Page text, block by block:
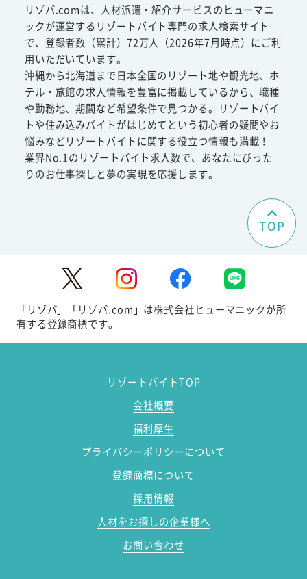
リゾバ.comは、人材派遣・紹介サービスのヒューマニ
ックが運営するリゾートバイト専門の求人検索サイト
で、登録者数（累計）72万人（2026年7月時点）にご利
用いただいています。
沖縄から北海道まで日本全国のリゾート地や観光地、ホ
テル・旅館の求人情報を豊富に掲載しているから、職種
や勤務地、期間など希望条件で見つかる。リゾートバイ
トや住み込みバイトがはじめてという初心者の疑問やお
悩みなどリゾートバイトに関する役立つ情報も満載！
業界No.1のリゾートバイト求人数で、あなたにぴった
りのお仕事探しと夢の実現を応援します。
TOP
「リゾバ」「リゾバ.com」は株式会社ヒューマニックが所
有する登録商標です。
リゾートバイトTOP
会社概要
福利厚生
プライバシーポリシーについて
登録商標について
採用情報
人材をお探しの企業様へ
お問い合わせ